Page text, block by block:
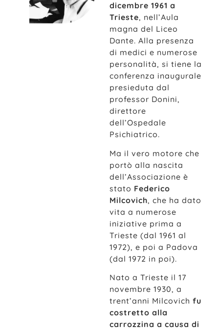
dicembre 1961 a
Trieste, nell’Aula
magna del Liceo
Dante. Alla presenza
di medici e numerose
personalità, si tiene la
conferenza inaugurale
presieduta dal
professor Donini,
direttore
dell’Ospedale
Psichiatrico.
Ma il vero motore che
portò alla nascita
dell’Associazione è
stato Federico
Milcovich, che ha dato
vita a numerose
iniziative prima a
Trieste (dal 1961 al
1972), e poi a Padova
(dal 1972 in poi).
Nato a Trieste il 17
novembre 1930, a
trent’anni Milcovich fu
costretto alla
carrozzina a causa di